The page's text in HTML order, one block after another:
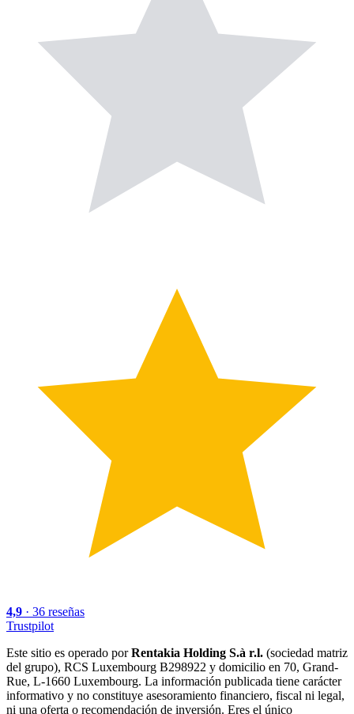
4,9 · 36 reseñas
Trustpilot
Este sitio es operado porRentakia Holding S.à r.l. (sociedad matriz
del grupo), RCS Luxembourg B298922 y domicilio en 70, Grand-
Rue, L-1660 Luxembourg. La información publicada tiene carácter
informativo y no constituye asesoramiento financiero, fiscal ni legal,
ni una oferta o recomendación de inversión. Eres el único